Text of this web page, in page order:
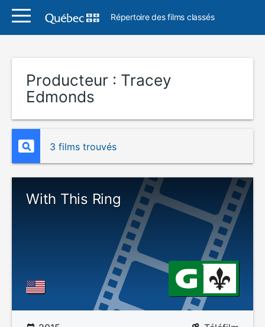
Répertoire des films classés
Producteur : Tracey
Edmonds
3 films trouvés
With This Ring